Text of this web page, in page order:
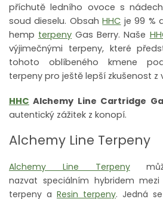
příchutě ledního ovoce s
soud dieselu. ObsahHHC je 99 %
hemp terpeny Gas Berry. Naše
výjimečnými terpeny, které
tohoto oblíbeného kmene
terpeny pro ještě lepší zkušenost z
HHC Alchemy Line Cartridge
autentický zážitek z konopí.
Alchemy Line Terpeny
Alchemy Line Terpeny
nazvat speciálním hybridem mezi
terpeny a Resin terpeny. Jedná